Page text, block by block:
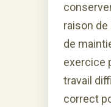
raison
de
exercice
travail
correct